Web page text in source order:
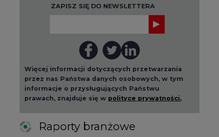
ZAPISZ SIĘ DO NEWSLETTERA
Więcej informacji dotyczących przetwarzania
przez nas Państwa danych osobowych, w tym
informacje o przysługujących Państwu
prawach, znajduje się w polityce prywatności.
Raporty branżowe